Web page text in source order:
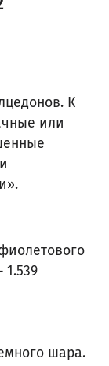
К
или
шара.